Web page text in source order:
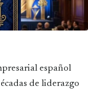
de liderazgo